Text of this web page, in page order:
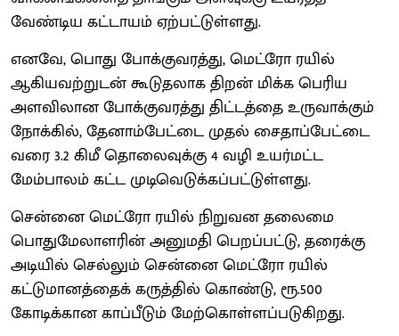
வேண்டிய கட்டாயம் ஏற்பட்டுள்ளது.
எனவே, பொது போக்குவரத்து, மெட்ரோ ரயில்
ஆகியவற்றுடன் கூடுதலாக திறன் மிக்க பெரிய
அளவிலான போக்குவரத்து திட்டத்தை உருவாக்கும்
நோக்கில், தேனாம்பேட்டை முதல் சைதாப்பேட்டை
வரை 3.2 கிமீ தொலைவுக்கு 4 வழி உயர்மட்ட
மேம்பாலம் கட்ட முடிவெடுக்கப்பட்டுள்ளது.
சென்னை மெட்ரோ ரயில் நிறுவன தலைமை
பொதுமேலாளரின் அனுமதி பெறப்பட்டு, தரைக்கு
அடியில் செல்லும் சென்னை மெட்ரோ ரயில்
கட்டுமானத்தைக் கருத்தில் கொண்டு, ரூ.500
கோடிக்கான காப்பீடும் மேற்கொள்ளப்படுகிறது.